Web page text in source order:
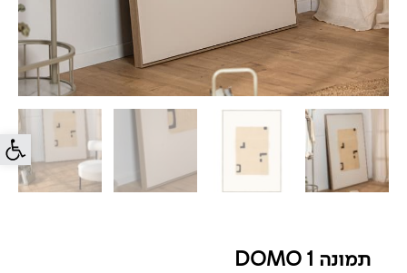
פתח
תמונה DOMO 1